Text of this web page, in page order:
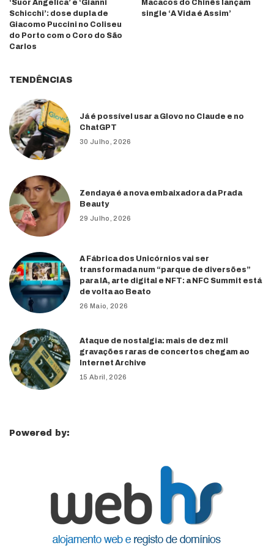
‘Suor Angelica’ e ‘Gianni
Schicchi’: dose dupla de
Giacomo Puccini no Coliseu
do Porto com o Coro do São
Carlos
Macacos do Chinês lançam
single ‘A Vida é Assim’
TENDÊNCIAS
Já é possível usar a Glovo no Claude e no
ChatGPT
30 Julho, 2026
Zendaya é a nova embaixadora da Prada
Beauty
29 Julho, 2026
A Fábrica dos Unicórnios vai ser
transformada num “parque de diversões”
para IA, arte digital e NFT: a NFC Summit está
de volta ao Beato
26 Maio, 2026
Ataque de nostalgia: mais de dez mil
gravações raras de concertos chegam ao
Internet Archive
15 Abril, 2026
Powered by: